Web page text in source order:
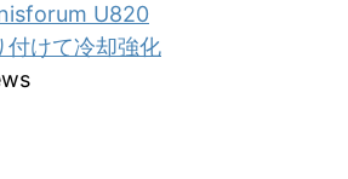
U820
付けて冷却強化